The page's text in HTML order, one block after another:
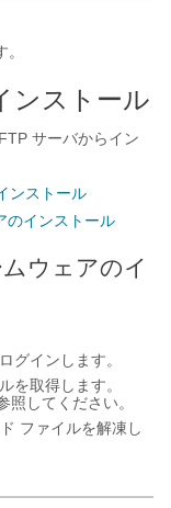
ンストール
サーバからイン
ンストール
のインストール
ウェアのイ
グインします。
を取得します。
照してください。
ファイルを解凍し